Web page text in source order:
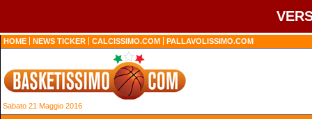
HOME NEWS TICKER CALCISSIMO.COM PALLAVOLISSIMO.COM
Sabato 21 Maggio 2016